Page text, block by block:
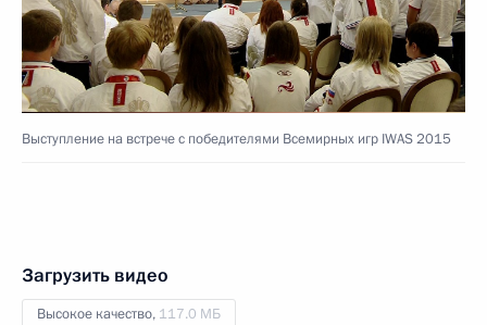
Выступление на встрече с победителями Всемирных игр IWAS 2015
Загрузить видео
Высокое качество, 117.0 МБ